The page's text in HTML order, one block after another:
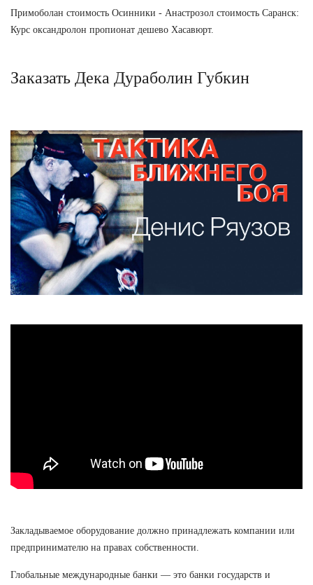
Примоболан стоимость Осинники - Анастрозол стоимость Саранск:
Курс оксандролон пропионат дешево Хасавюрт.
Заказать Дека Дураболин Губкин
Закладываемое оборудование должно принадлежать компании или
предпринимателю на правах собственности.
Глобальные международные банки — это банки государств и